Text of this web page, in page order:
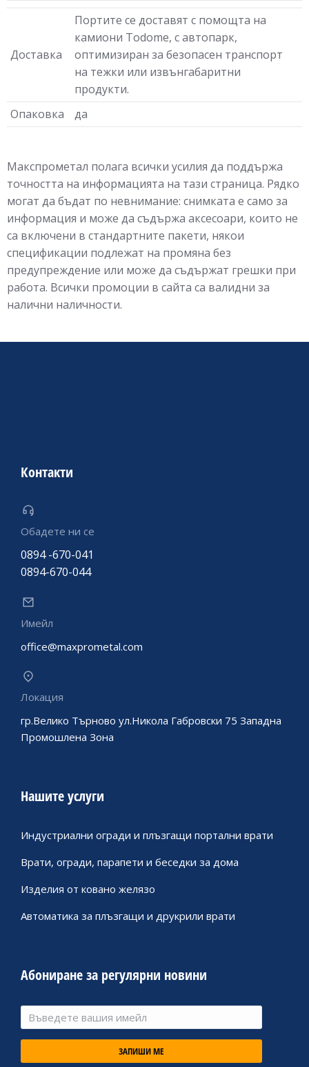
Доставка
Портите се доставят с помощта на
камиони Todome, с автопарк,
оптимизиран за безопасен транспорт
на тежки или извънгабаритни
продукти.
Опаковка
да
Макспрометал полага всички усилия да поддържа
точността на информацията на тази страница. Рядко
могат да бъдат по невнимание: снимката е само за
информация и може да съдържа аксесоари, които не
са включени в стандартните пакети, някои
спецификации подлежат на промяна без
предупреждение или може да съдържат грешки при
работа. Всички промоции в сайта са валидни за
налични наличности.
Контакти
Обадете ни се
0894 -670-041
0894-670-044
Имейл
office@maxprometal.com
Локация
гр.Велико Търново ул.Никола Габровски 75 Западна
Промошлена Зона
Нашите услуги
Индустриални огради и плъзгащи портални врати
Врати, огради, парапети и беседки за дома
Изделия от ковано желязо
Автоматика за плъзгащи и друкрили врати
Абониране за регулярни новини
ЗАПИШИ МЕ